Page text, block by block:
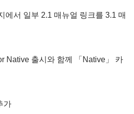
에서 일부 2.1 매뉴얼 링크를 3.1 매
Native 출시와 함께 「Native」 카
가